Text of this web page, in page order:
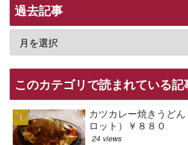
過去記事
このカテゴリで読まれている記
カツカレー焼きうど
ロット）￥８８０
24 views